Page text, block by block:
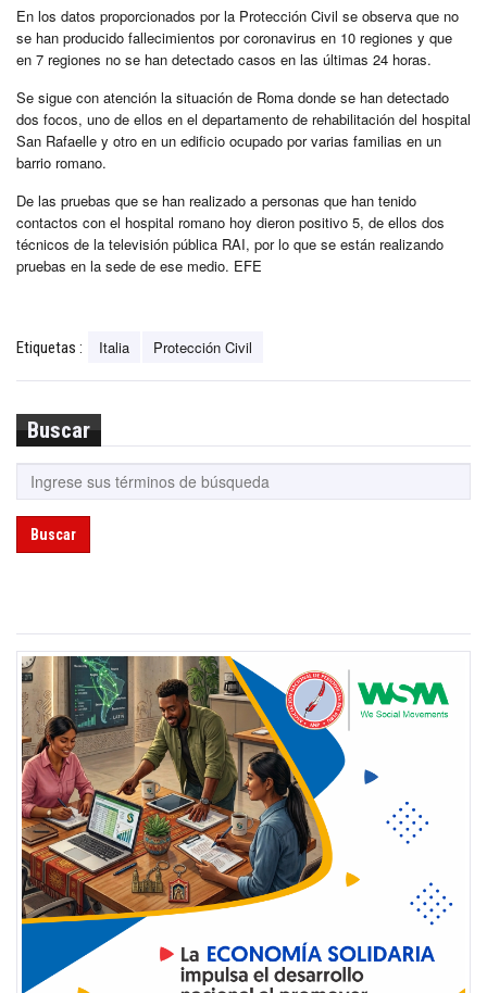
En los datos proporcionados por la Protección Civil se observa que no
se han producido fallecimientos por coronavirus en 10 regiones y que
en 7 regiones no se han detectado casos en las últimas 24 horas.
Se sigue con atención la situación de Roma donde se han detectado
dos focos, uno de ellos en el departamento de rehabilitación del hospital
San Rafaelle y otro en un edificio ocupado por varias familias en un
barrio romano.
De las pruebas que se han realizado a personas que han tenido
contactos con el hospital romano hoy dieron positivo 5, de ellos dos
técnicos de la televisión pública RAI, por lo que se están realizando
pruebas en la sede de ese medio. EFE
Etiquetas : Italia Protección Civil
Buscar
Buscar